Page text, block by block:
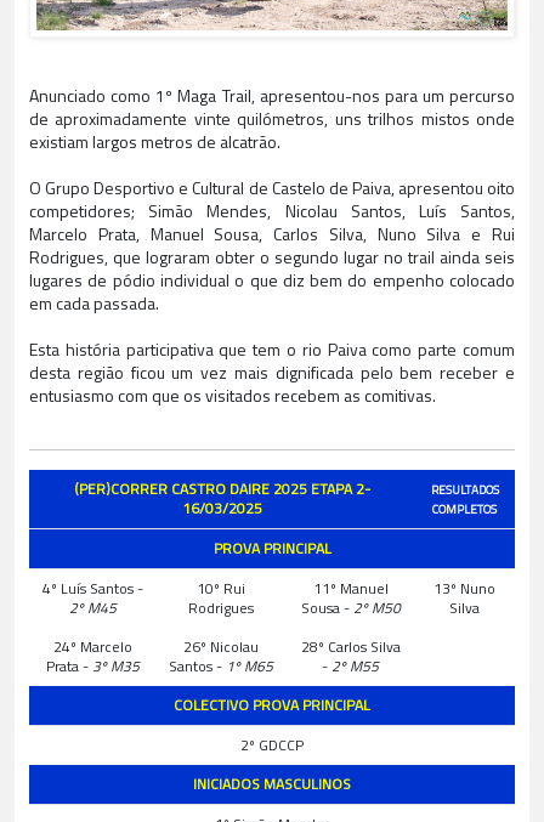
Anunciado como 1º Maga Trail, apresentou-nos para um percurso
de aproximadamente vinte quilómetros, uns trilhos mistos onde
existiam largos metros de alcatrão.
O Grupo Desportivo e Cultural de Castelo de Paiva, apresentou oito
competidores; Simão Mendes, Nicolau Santos, Luís Santos,
Marcelo Prata, Manuel Sousa, Carlos Silva, Nuno Silva e Rui
Rodrigues, que lograram obter o segundo lugar no trail ainda seis
lugares de pódio individual o que diz bem do empenho colocado
em cada passada.
Esta história participativa que tem o rio Paiva como parte comum
desta região ficou um vez mais dignificada pelo bem receber e
entusiasmo com que os visitados recebem as comitivas.
(PER)CORRER CASTRO DAIRE 2025 ETAPA 2-
16/03/2025
RESULTADOS
COMPLETOS
PROVA PRINCIPAL
4º Luís Santos -
2º M45
10º Rui
Rodrigues
11º Manuel
Sousa - 2º M50
13º Nuno
Silva
24º Marcelo
Prata - 3º M35
26º Nicolau
Santos - 1º M65
28º Carlos Silva
- 2º M55
COLECTIVO PROVA PRINCIPAL
2º GDCCP
INICIADOS MASCULINOS